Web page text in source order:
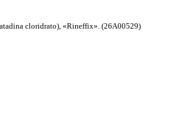
cloridrato), «Rineffix». (26A00529)